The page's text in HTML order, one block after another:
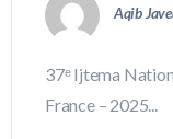
Aqib
37ᵉ Ijtema
France – 2025...